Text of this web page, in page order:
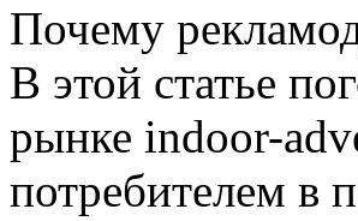
Почему
В этой статье
рынке indoor-
потребителем в